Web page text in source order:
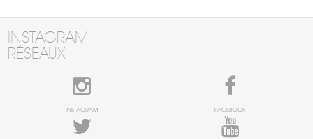
INSTAGRAM
RÉSEAUX
INSTAGRAM FACEBOOK